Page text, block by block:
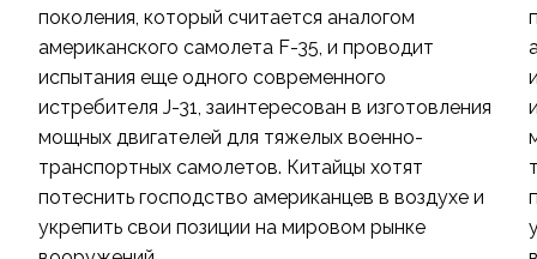
поколения, который считается аналогом
американского самолета F-35, и проводит
испытания еще одного современного
истребителя J-31, заинтересован в изготовления
мощных двигателей для тяжелых военно-
транспортных самолетов. Китайцы хотят
потеснить господство американцев в воздухе и
укрепить свои позиции на мировом рынке